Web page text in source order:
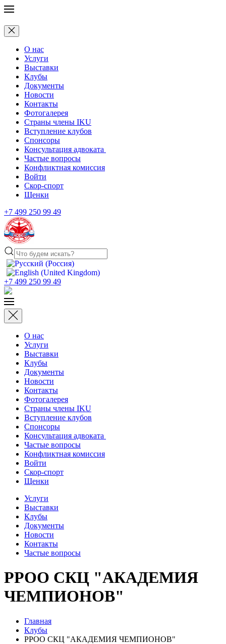
О нас
Услуги
Выставки
Клубы
Документы
Новости
Контакты
Фотогалерея
Страны члены IKU
Вступление клубов​
Спонсоры
Консультация адвоката ​
Частые вопросы
Конфликтная комиссия
Войти
Скор-спорт
Щенки
+7 499 250 99 49
+7 499 250 99 49
О нас
Услуги
Выставки
Клубы
Документы
Новости
Контакты
Фотогалерея
Страны члены IKU
Вступление клубов​
Спонсоры
Консультация адвоката ​
Частые вопросы
Конфликтная комиссия
Войти
Скор-спорт
Щенки
Услуги
Выставки
Клубы
Документы
Новости
Контакты
Частые вопросы
РРОО СКЦ "АКАДЕМИЯ
ЧЕМПИОНОВ"
Главная
Клубы
РРОО СКЦ "АКАДЕМИЯ ЧЕМПИОНОВ"